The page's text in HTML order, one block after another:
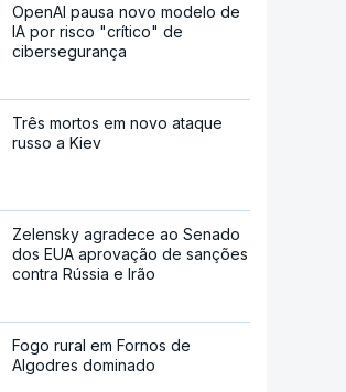
OpenAI pausa novo modelo de
IA por risco "crítico" de
cibersegurança
Três mortos em novo ataque
russo a Kiev
Zelensky agradece ao Senado
dos EUA aprovação de sanções
contra Rússia e Irão
Fogo rural em Fornos de
Algodres dominado